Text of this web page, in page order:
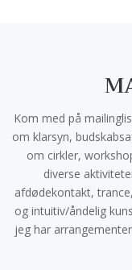
Kom med på
om klarsyn,
om cirkler,
diverse
afdødekontakt,
og intuitiv/åndelig
jeg har